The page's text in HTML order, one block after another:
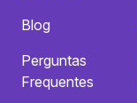
Blog
Perguntas
Frequentes